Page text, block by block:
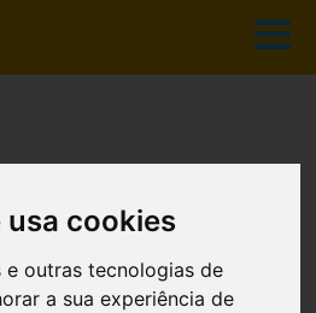
usa cookies
outras tecnologias de
a sua experiência de